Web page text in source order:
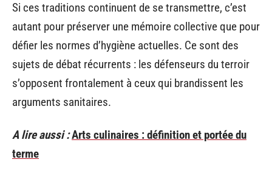
Si ces traditions continuent de se transmettre, c’est
autant pour préserver une mémoire collective que pour
défier les normes d’hygiène actuelles. Ce sont des
sujets de débat récurrents : les défenseurs du terroir
s’opposent frontalement à ceux qui brandissent les
arguments sanitaires.
A lire aussi :Arts culinaires : définition et portée du
terme